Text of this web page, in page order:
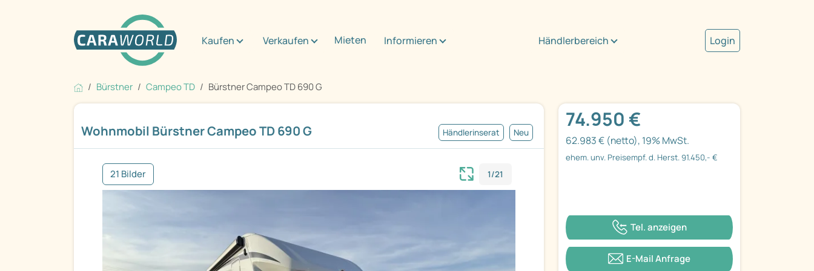
Kaufen Verkaufen Mieten Informieren Händlerbereich Login
Bürstner Campeo TD Bürstner Campeo TD 690 G
Wohnmobil Bürstner Campeo TD 690 G Händlerinserat Neu
21 Bilder 1/21
74.950 €
62.983 € (netto), 19% MwSt.
ehem. unv. Preisempf. d. Herst. 91.450,- €
Tel. anzeigen
E-Mail Anfrage